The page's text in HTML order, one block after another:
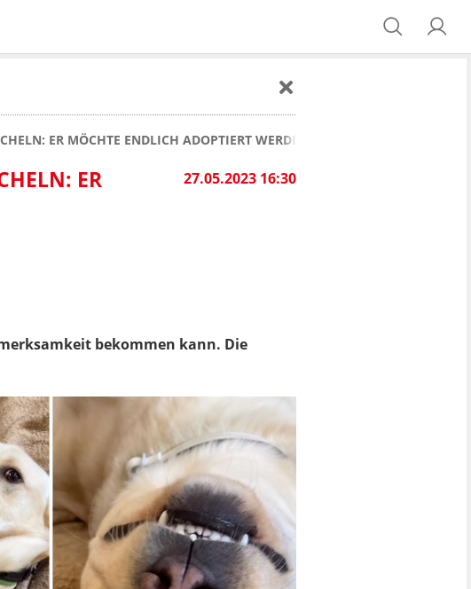
ER MÖCHTE ENDLICH ADOPTIERT WERDEN
27.05.2023 16:30
ER
bekommen kann. Die